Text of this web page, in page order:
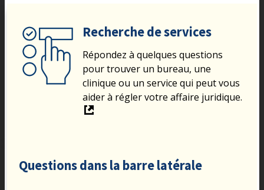
Recherche de services
Répondez à quelques questions
pour trouver un bureau, une
clinique ou un service qui peut vous
aider à régler votre affaire juridique.
Questions dans la barre latérale